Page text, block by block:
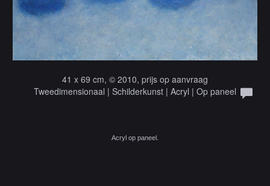
41 x 69 cm, © 2010, prijs op aanvraag
Tweedimensionaal | Schilderkunst | Acryl | Op paneel
Acryl op paneel.